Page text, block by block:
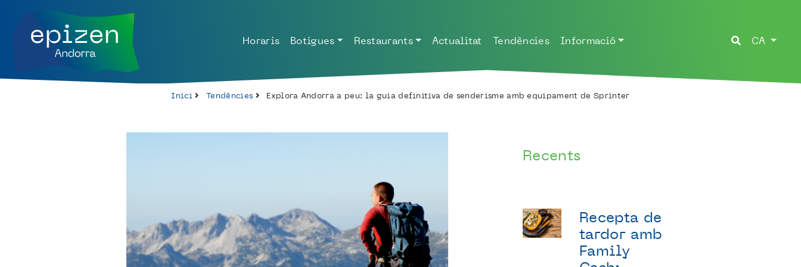
Horaris Botigues Restaurants Actualitat Tendències Informació CA
Inici Tendències Explora Andorra a peu: la guia definitiva de senderisme amb equipament de Sprinter
Recents
Recepta de
tardor amb
Family